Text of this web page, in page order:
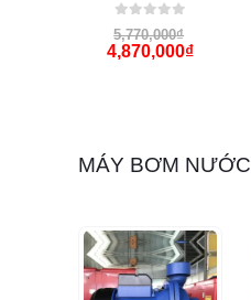
0 out of 5
5,770,000₫
4,870,000₫
MÁY BƠM NƯỚC